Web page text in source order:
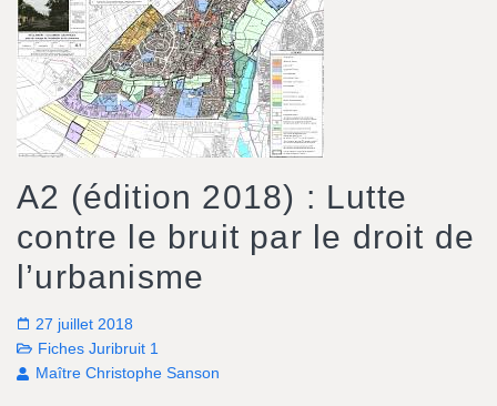
A2 (édition 2018) : Lutte
contre le bruit par le droit de
l’urbanisme
27 juillet 2018
Fiches Juribruit 1
Maître Christophe Sanson